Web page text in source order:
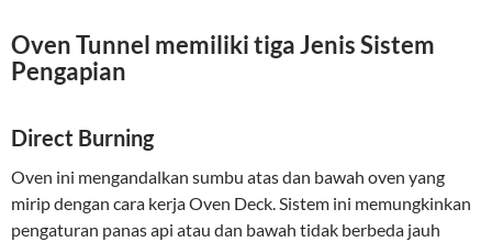
Oven Tunnel memiliki tiga Jenis Sistem
Pengapian
Direct Burning
Oven ini mengandalkan sumbu atas dan bawah oven yang
mirip dengan cara kerja Oven Deck. Sistem ini memungkinkan
pengaturan panas api atau dan bawah tidak berbeda jauh